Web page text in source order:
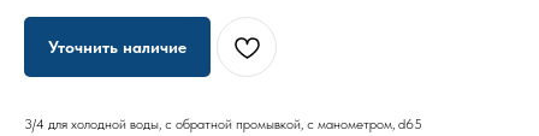
Уточнить наличие
3/4 для холодной воды, с обратной промывкой, с манометром, d65